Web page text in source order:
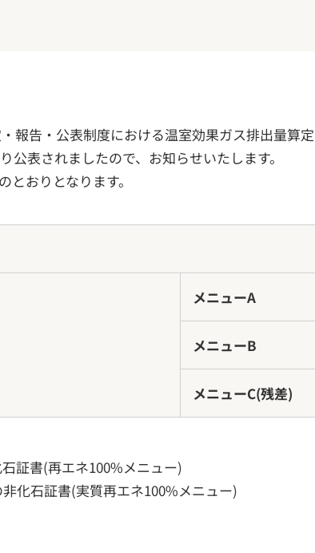
報告・公表制度における温室効果ガス排出量算
表されましたので、お知らせいたします。
おりとなります。
メニューA
メニューB
メニューC(残差)
証書(再エネ100%メニュー)
化石証書(実質再エネ100%メニュー)